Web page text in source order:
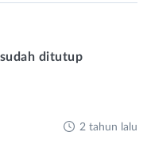
ditutup
2 tahun lalu